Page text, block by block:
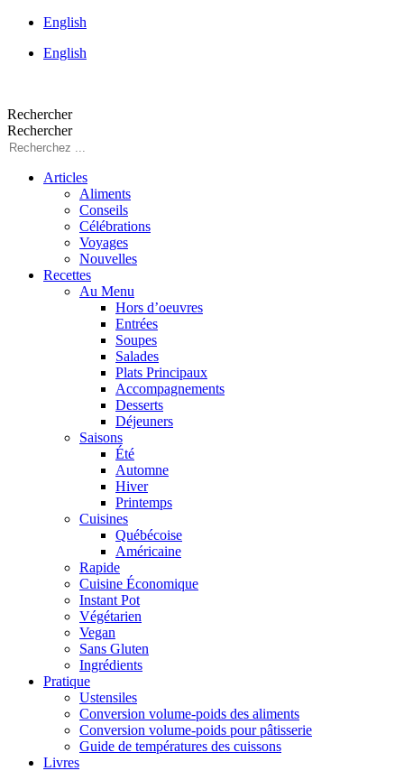
English
English
Rechercher
Rechercher
Articles
Aliments
Conseils
Célébrations
Voyages
Nouvelles
Recettes
Au Menu
Hors d’oeuvres
Entrées
Soupes
Salades
Plats Principaux
Accompagnements
Desserts
Déjeuners
Saisons
Été
Automne
Hiver
Printemps
Cuisines
Québécoise
Américaine
Rapide
Cuisine Économique
Instant Pot
Végétarien
Vegan
Sans Gluten
Ingrédients
Pratique
Ustensiles
Conversion volume-poids des aliments
Conversion volume-poids pour pâtisserie
Guide de températures des cuissons
Livres